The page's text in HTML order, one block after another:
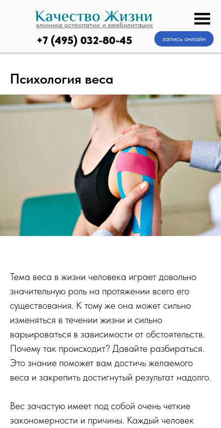
клиника остеопатии и реабилитации
+7 (495) 032-80-45 запись онлайн
Психология веса
Тема веса в жизни человека играет довольно
значительную роль на протяжении всего его
существования. К тому же она может сильно
изменяться в течении жизни и сильно
варьироваться в зависимости от обстоятельств.
Почему так происходит? Давайте разбираться.
Это знание поможет вам достичь желаемого
веса и закрепить достигнутый результат надолго.
Вес зачастую имеет под собой очень четкие
закономерности и причины. Каждый человек